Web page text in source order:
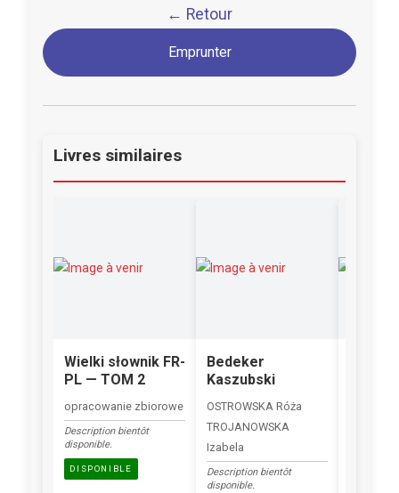
← Retour
Emprunter
Livres similaires
Wielki słownik FR-
PL — TOM 2
opracowanie zbiorowe
Description bientôt
disponible.
DISPONIBLE
Bedeker
Kaszubski
OSTROWSKA Róża
TROJANOWSKA
Izabela
Description bientôt
disponible.